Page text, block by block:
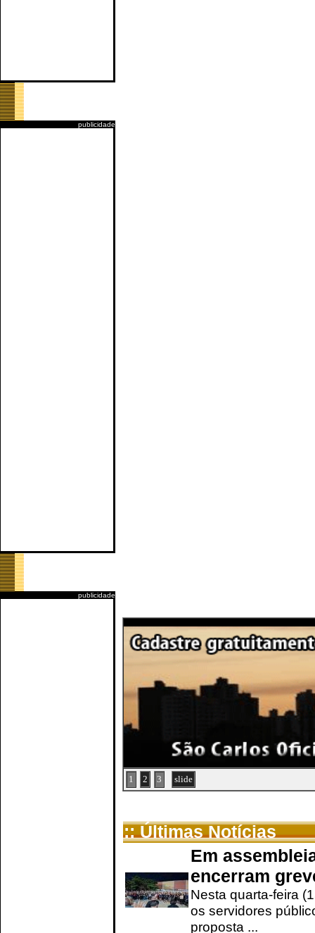
publicidade
publicidade
1 2 3 slide
:: Últimas Notícias
Em
encerram
Nesta quarta-feira
os servidores
proposta ...